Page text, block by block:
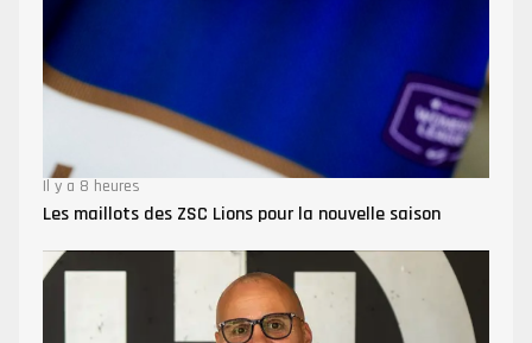
Il y a 8 heures
Les maillots des ZSC Lions pour la nouvelle saison